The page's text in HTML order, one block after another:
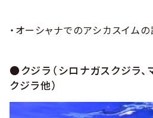
・オーシャナでのアシカスイム
●クジラ（シロナガスクジラ、
クジラ他）